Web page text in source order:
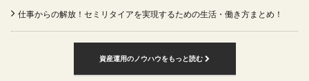
仕事からの解放！セミリタイアを実現するための生活・働き方まとめ！
資産運用のノウハウをもっと読む